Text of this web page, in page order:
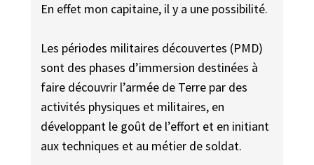
En effet mon capitaine, il y a une possibilité.
Les périodes militaires découvertes (PMD)
sont des phases d’immersion destinées à
faire découvrir l’armée de Terre par des
activités physiques et militaires, en
développant le goût de l’effort et en initiant
aux techniques et au métier de soldat.